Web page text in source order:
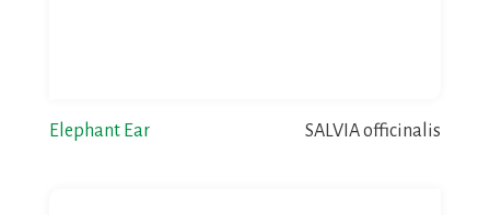
Elephant Ear SALVIA officinalis